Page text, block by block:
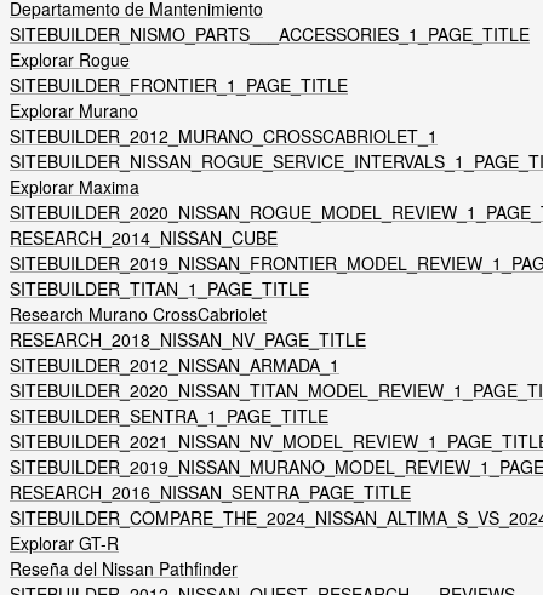
Departamento de Mantenimiento
SITEBUILDER_NISMO_PARTS___ACCESSORIES_1_PAGE_TITLE
Explorar Rogue
SITEBUILDER_FRONTIER_1_PAGE_TITLE
Explorar Murano
SITEBUILDER_2012_MURANO_CROSSCABRIOLET_1
Explorar Maxima
RESEARCH_2014_NISSAN_CUBE
SITEBUILDER_TITAN_1_PAGE_TITLE
Research Murano CrossCabriolet
RESEARCH_2018_NISSAN_NV_PAGE_TITLE
SITEBUILDER_2012_NISSAN_ARMADA_1
SITEBUILDER_SENTRA_1_PAGE_TITLE
RESEARCH_2016_NISSAN_SENTRA_PAGE_TITLE
Explorar GT-R
Reseña del Nissan Pathfinder